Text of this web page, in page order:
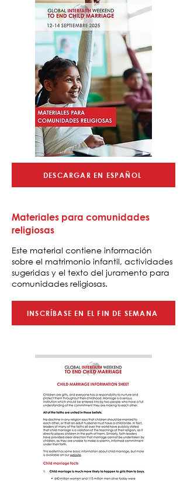
DESCARGAR EN ESPAÑOL
Materiales para comunidades
religiosas
Este material contiene información
sobre el matrimonio infantil, actividades
sugeridas y el texto del juramento para
comunidades religiosas.
INSCRÍBASE EN EL FIN DE SEMANA